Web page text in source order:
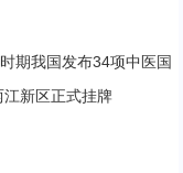
时期我国发布34项中医国